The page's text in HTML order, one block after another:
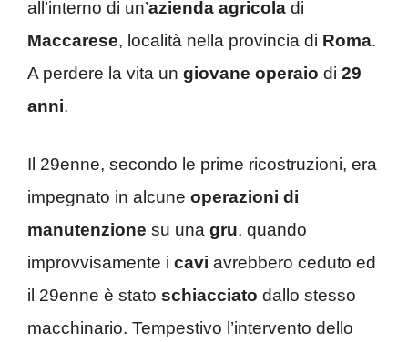
all’interno di un’azienda agricola di
Maccarese, località nella provincia di Roma.
A perdere la vita un giovane operaio di 29
anni.
Il 29enne, secondo le prime ricostruzioni, era
impegnato in alcune operazioni di
manutenzione su una gru, quando
improvvisamente i cavi avrebbero ceduto ed
il 29enne è stato schiacciato dallo stesso
macchinario. Tempestivo l’intervento dello